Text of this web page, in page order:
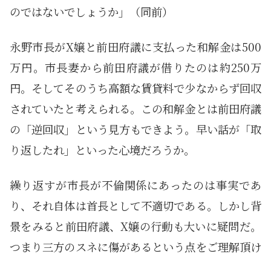
のではないでしょうか」（同前）
永野市長がX嬢と前田府議に支払った和解金は500
万円。市長妻から前田府議が借りたのは約250万
円。そしてそのうち高額な賃貸料で少なからず回収
されていたと考えられる。この和解金とは前田府議
の「逆回収」という見方もできよう。早い話が「取
り返したれ」といった心境だろうか。
繰り返すが市長が不倫関係にあったのは事実であ
り、それ自体は首長として不適切である。しかし背
景をみると前田府議、X嬢の行動も大いに疑問だ。
つまり三方のスネに傷があるという点をご理解頂け